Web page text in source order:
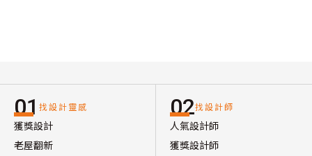
01 找設計靈感
獲獎設計
老屋翻新
02找設計師
人氣設計師
獲獎設計師